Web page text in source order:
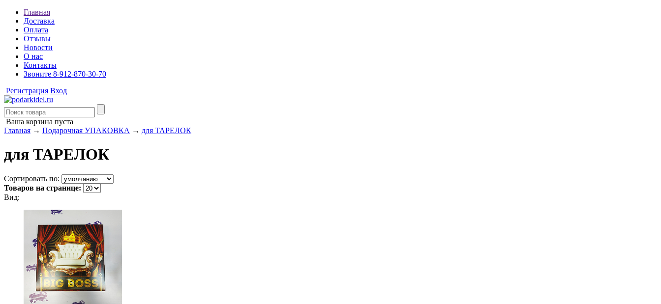
Главная
Доставка
Оплата
Отзывы
Новости
О нас
Контакты
Звоните 8-912-870-30-70
Регистрация Вход
Ваша корзина пуста
Главная → Подарочная УПАКОВКА → для ТАРЕЛОК
для ТАРЕЛОК
Сортировать по:
Товаров на странице:
Вид: